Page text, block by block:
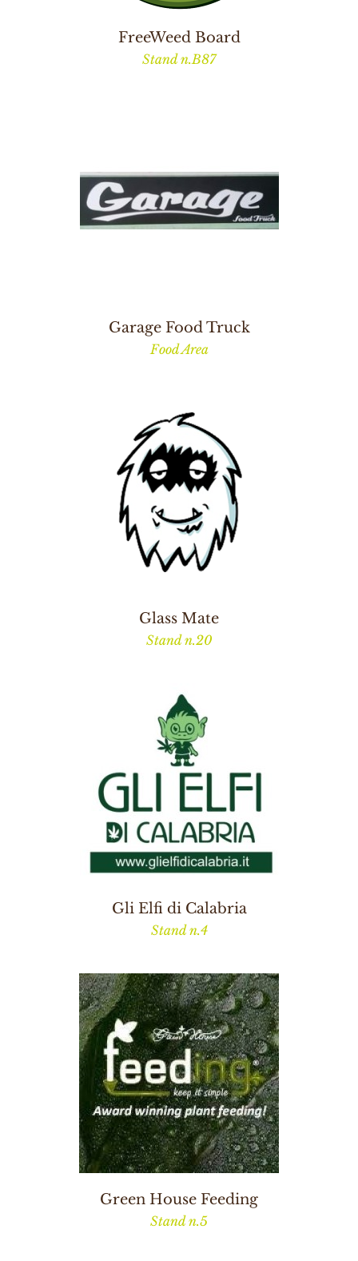
FreeWeed Board
Stand n.B87
Garage Food Truck
Food Area
Glass Mate
Stand n.20
Gli Elfi di Calabria
Stand n.4
Green House Feeding
Stand n.5